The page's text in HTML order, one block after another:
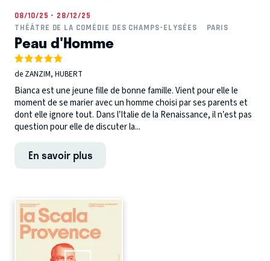
08/10/25 - 28/12/25
THÉÂTRE DE LA COMÉDIE DES CHAMPS-ELYSÉES
PARIS
Peau d'Homme
de ZANZIM, HUBERT
Bianca est une jeune fille de bonne famille. Vient pour elle le
moment de se marier avec un homme choisi par ses parents et
dont elle ignore tout. Dans l’Italie de la Renaissance, il n’est pas
question pour elle de discuter la...
En savoir plus